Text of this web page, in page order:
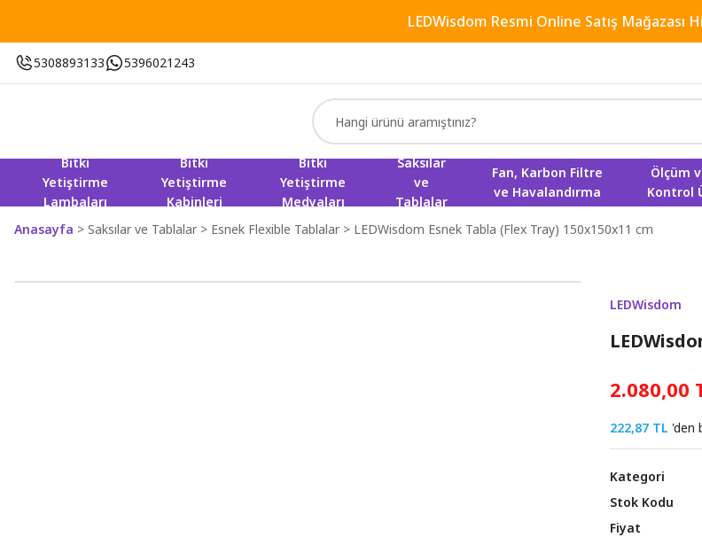
LEDWisdom Resmi Online Satış Mağazası
5308893133 5396021243
Bitki
Yetiştirme
Lambaları
Bitki
Yetiştirme
Kabinleri
Bitki
Yetiştirme
Medyaları
Saksılar
ve
Tablalar
Fan, Karbon Filtre
ve Havalandırma
Ölçüm
Kontrol
Anasayfa
Saksılar ve Tablalar Esnek Flexible Tablalar LEDWisdom Esnek Tabla (Flex Tray) 150x150x11 cm
LEDWisdom
2.080,00
222,87 TL 'den
Kategori
Stok Kodu
Fiyat